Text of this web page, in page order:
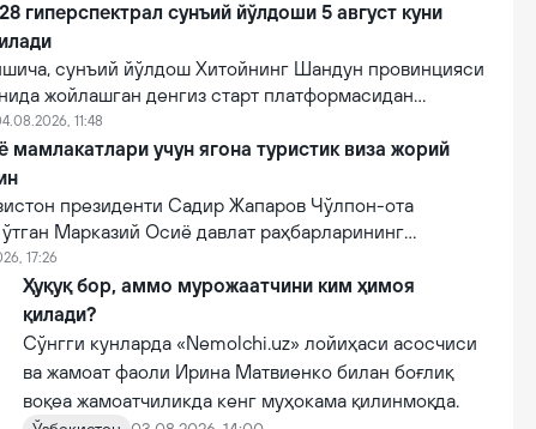
гиперспектрал сунъий йўлдоши 5 август куни
сунъий йўлдош Хитойнинг Шандун провинцияси
жойлашган денгиз старт платформасидан
томонидан Lampung-1 йўлдоши билан бирга
11:48
мамлакатлари учун ягона туристик виза жорий
президенти Садир Жапаров Чўлпон-ота
Марказий Осиё давлат раҳбарларининг
маълум қилди.
17:26
Ҳуқуқ бор, аммо мурожаатчини ким ҳимоя
қилади?
Сўнгги кунларда «Nemolchi.uz» лойиҳаси асосчиси
ва жамоат фаоли Ирина Матвиенко билан боғлиқ
воқеа жамоатчиликда кенг муҳокама қилинмоқда.